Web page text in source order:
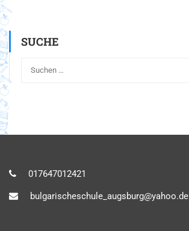
SUCHE
017647012421
bulgarischeschule_augsburg@yahoo.de